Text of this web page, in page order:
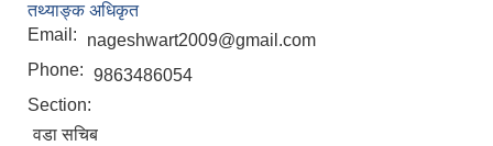
तथ्याङ्क अधिकृत
Email:
nageshwart2009@gmail.com
Phone: 9863486054
Section:
वडा सचिब